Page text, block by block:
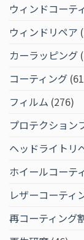
ウィンドコーテ
ウィンドリペア
カーラッピング
コーティング
フィルム (276)
プロテクション
ヘッドライトリ
ホイールコーテ
レザーコーティ
再コーティング